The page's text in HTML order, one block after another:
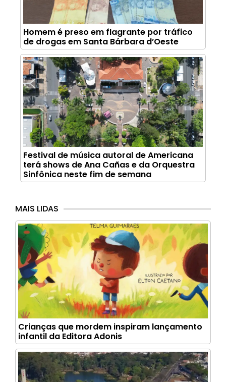
Homem é preso em flagrante por tráfico
de drogas em Santa Bárbara d’Oeste
Festival de música autoral de Americana
terá shows de Ana Cañas e da Orquestra
Sinfônica neste fim de semana
MAIS LIDAS
Crianças que mordem inspiram lançamento
infantil da Editora Adonis